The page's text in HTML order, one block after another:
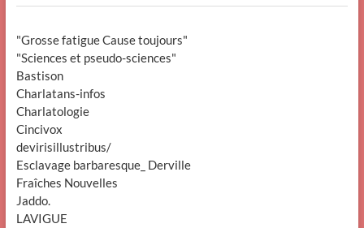
"Grosse fatigue Cause toujours"
"Sciences et pseudo-sciences"
Bastison
Charlatans-infos
Charlatologie
Cincivox
devirisillustribus/
Esclavage barbaresque_ Derville
Fraîches Nouvelles
Jaddo.
LAVIGUE